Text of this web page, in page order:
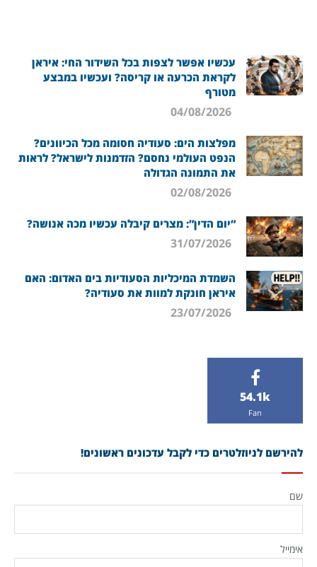
עכשיו אפשר לצפות בכל השידור החי: איראן
לקראת הכרעה או קריסה? ועכשיו במבצע
מטורף
מפלצות הים: סעודיה חסומה מכל הכיוונים?
הנפט העולמי נחסם? הזדמנות לישראל? לראות
את התמונה הגדולה
“יום הדין”: מצרים קיבלה עכשיו מכה אנושה?
השמדת המיכליות הסעודיות בים האדום: האם
איראן חונקת למוות את סעודיה?
54.1k
Fan
להירשם לניוזלטרים כדי לקבל עדכונים ראשונים!
שם
אימייל